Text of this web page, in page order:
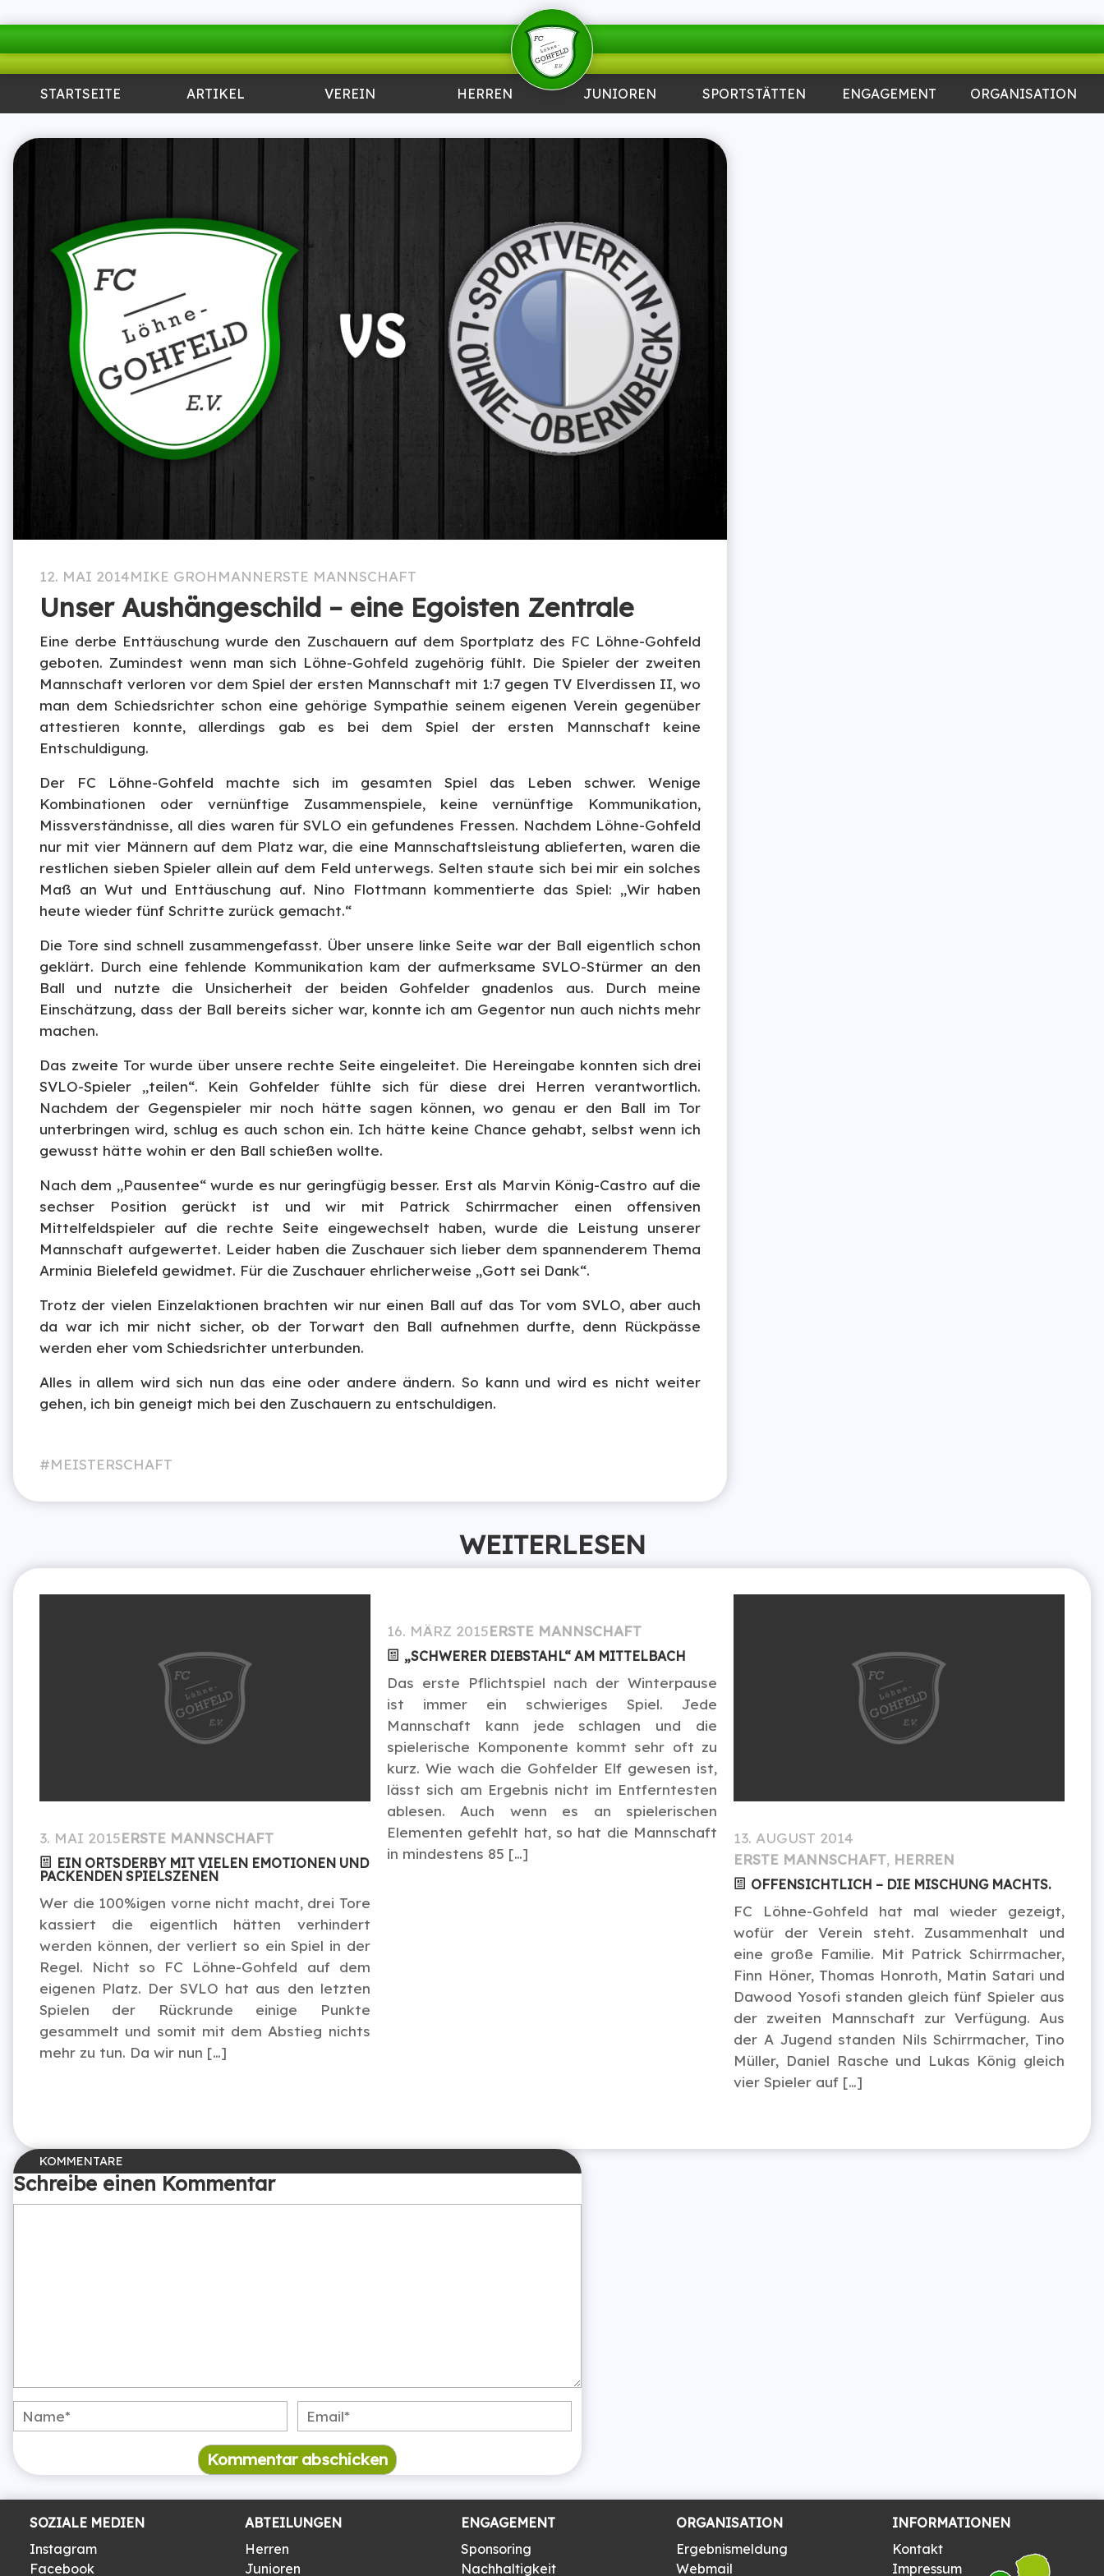
STARTSEITE ARTIKEL VEREIN HERREN JUNIOREN SPORTSTÄTTEN ENGAGEMENT ORGANISATION
12. MAI 2014MIKE GROHMANNERSTE MANNSCHAFT
Unser Aushängeschild – eine Egoisten Zentrale
Eine derbe Enttäuschung wurde den Zuschauern auf dem Sportplatz des FC Löhne-Gohfeld
geboten. Zumindest wenn man sich Löhne-Gohfeld zugehörig fühlt. Die Spieler der zweiten
Mannschaft verloren vor dem Spiel der ersten Mannschaft mit 1:7 gegen TV Elverdissen II, wo
man dem Schiedsrichter schon eine gehörige Sympathie seinem eigenen Verein gegenüber
attestieren konnte, allerdings gab es bei dem Spiel der ersten Mannschaft keine
Entschuldigung.
Der FC Löhne-Gohfeld machte sich im gesamten Spiel das Leben schwer. Wenige
Kombinationen oder vernünftige Zusammenspiele, keine vernünftige Kommunikation,
Missverständnisse, all dies waren für SVLO ein gefundenes Fressen. Nachdem Löhne-Gohfeld
nur mit vier Männern auf dem Platz war, die eine Mannschaftsleistung ablieferten, waren die
restlichen sieben Spieler allein auf dem Feld unterwegs. Selten staute sich bei mir ein solches
Maß an Wut und Enttäuschung auf. Nino Flottmann kommentierte das Spiel: „Wir haben
heute wieder fünf Schritte zurück gemacht.“
Die Tore sind schnell zusammengefasst. Über unsere linke Seite war der Ball eigentlich schon
geklärt. Durch eine fehlende Kommunikation kam der aufmerksame SVLO-Stürmer an den
Ball und nutzte die Unsicherheit der beiden Gohfelder gnadenlos aus. Durch meine
Einschätzung, dass der Ball bereits sicher war, konnte ich am Gegentor nun auch nichts mehr
machen.
Das zweite Tor wurde über unsere rechte Seite eingeleitet. Die Hereingabe konnten sich drei
SVLO-Spieler „teilen“. Kein Gohfelder fühlte sich für diese drei Herren verantwortlich.
Nachdem der Gegenspieler mir noch hätte sagen können, wo genau er den Ball im Tor
unterbringen wird, schlug es auch schon ein. Ich hätte keine Chance gehabt, selbst wenn ich
gewusst hätte wohin er den Ball schießen wollte.
Nach dem „Pausentee“ wurde es nur geringfügig besser. Erst als Marvin König-Castro auf die
sechser Position gerückt ist und wir mit Patrick Schirrmacher einen offensiven
Mittelfeldspieler auf die rechte Seite eingewechselt haben, wurde die Leistung unserer
Mannschaft aufgewertet. Leider haben die Zuschauer sich lieber dem spannenderem Thema
Arminia Bielefeld gewidmet. Für die Zuschauer ehrlicherweise „Gott sei Dank“.
Trotz der vielen Einzelaktionen brachten wir nur einen Ball auf das Tor vom SVLO, aber auch
da war ich mir nicht sicher, ob der Torwart den Ball aufnehmen durfte, denn Rückpässe
werden eher vom Schiedsrichter unterbunden.
Alles in allem wird sich nun das eine oder andere ändern. So kann und wird es nicht weiter
gehen, ich bin geneigt mich bei den Zuschauern zu entschuldigen.
MEISTERSCHAFT
WEITERLESEN
3. MAI 2015ERSTE MANNSCHAFT
EIN ORTSDERBY MIT VIELEN EMOTIONEN UND
PACKENDEN SPIELSZENEN
Wer die 100%igen vorne nicht macht, drei Tore
kassiert die eigentlich hätten verhindert
werden können, der verliert so ein Spiel in der
Regel. Nicht so FC Löhne-Gohfeld auf dem
eigenen Platz. Der SVLO hat aus den letzten
Spielen der Rückrunde einige Punkte
gesammelt und somit mit dem Abstieg nichts
mehr zu tun. Da wir nun […]
16. MÄRZ 2015ERSTE MANNSCHAFT
„SCHWERER DIEBSTAHL“ AM MITTELBACH
Das erste Pflichtspiel nach der Winterpause
ist immer ein schwieriges Spiel. Jede
Mannschaft kann jede schlagen und die
spielerische Komponente kommt sehr oft zu
kurz. Wie wach die Gohfelder Elf gewesen ist,
lässt sich am Ergebnis nicht im Entferntesten
ablesen. Auch wenn es an spielerischen
Elementen gefehlt hat, so hat die Mannschaft
in mindestens 85 […]
13. AUGUST 2014
ERSTE MANNSCHAFT, HERREN
OFFENSICHTLICH – DIE MISCHUNG MACHTS.
FC Löhne-Gohfeld hat mal wieder gezeigt,
wofür der Verein steht. Zusammenhalt und
eine große Familie. Mit Patrick Schirrmacher,
Finn Höner, Thomas Honroth, Matin Satari und
Dawood Yosofi standen gleich fünf Spieler aus
der zweiten Mannschaft zur Verfügung. Aus
der A Jugend standen Nils Schirrmacher, Tino
Müller, Daniel Rasche und Lukas König gleich
vier Spieler auf […]
Schreibe einen Kommentar
SOZIALE MEDIEN
Instagram
Facebook
ABTEILUNGEN
Herren
Junioren
ENGAGEMENT
Sponsoring
Nachhaltigkeit
ORGANISATION
Ergebnismeldung
Webmail
INFORMATIONEN
Kontakt
Impressum